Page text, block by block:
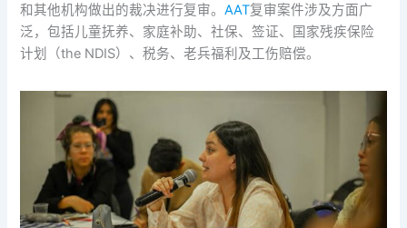
和其他机构做出的裁决进行复审。AAT复审案件涉及方面广
泛，包括儿童抚养、家庭补助、社保、签证、国家残疾保险
计划（the NDIS）、税务、老兵福利及工伤赔偿。